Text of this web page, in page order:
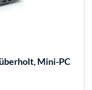
Mini-PC